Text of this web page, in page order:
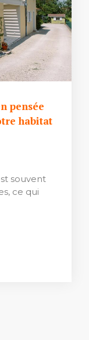
pensée
habitat
souvent
ce qui